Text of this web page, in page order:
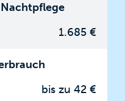
1.685 €
bis zu 42 €